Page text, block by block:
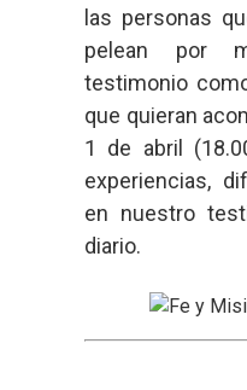
las personas
pelean por
testimonio
que quieran
1 de abril
experiencias,
en nuestro
diario.